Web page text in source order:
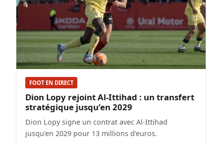
FOOT EN DIRECT
Dion Lopy rejoint Al-Ittihad : un transfert
stratégique jusqu’en 2029
Dion Lopy signe un contrat avec Al-Ittihad
jusqu'en 2029 pour 13 millions d'euros.